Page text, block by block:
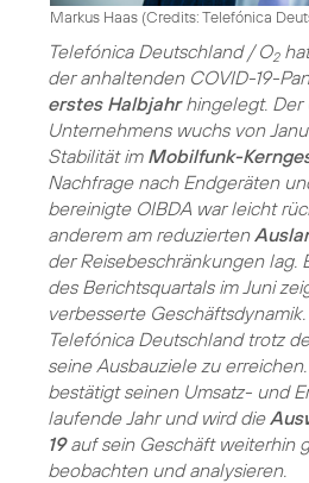
Markus Haas (Credits: Telefónica
Telefónica Deutschland / O2
der anhaltenden COVID-19-
erstes Halbjahrhingelegt. Der
Unternehmens wuchs von
Stabilität im Mobilfunk-
Nachfrage nach Endgeräten
bereinigte OIBDA war leicht
anderem am reduzierten
der Reisebeschränkungen lag.
des Berichtsquartals im Juni
verbesserte
Telefónica Deutschland trotz
seine Ausbauziele zu
bestätigt seinen Umsatz- und
laufende Jahr und wird die
19auf sein Geschäft weiterhin
beobachten und analysieren.